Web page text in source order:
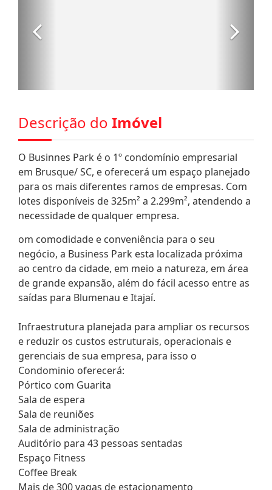
Descrição do Imóvel
O Businnes Park é o 1º condomínio empresarial
em Brusque/ SC, e oferecerá um espaço planejado
para os mais diferentes ramos de empresas. Com
lotes disponíveis de 325m² a 2.299m², atendendo a
necessidade de qualquer empresa.
om comodidade e conveniência para o seu
negócio, a Business Park esta localizada próxima
ao centro da cidade, em meio a natureza, em área
de grande expansão, além do fácil acesso entre as
saídas para Blumenau e Itajaí.
Infraestrutura planejada para ampliar os recursos
e reduzir os custos estruturais, operacionais e
gerenciais de sua empresa, para isso o
Condominio oferecerá:
Pórtico com Guarita
Sala de espera
Sala de reuniões
Sala de administração
Auditório para 43 pessoas sentadas
Espaço Fitness
Coffee Break
Mais de 300 vagas de estacionamento